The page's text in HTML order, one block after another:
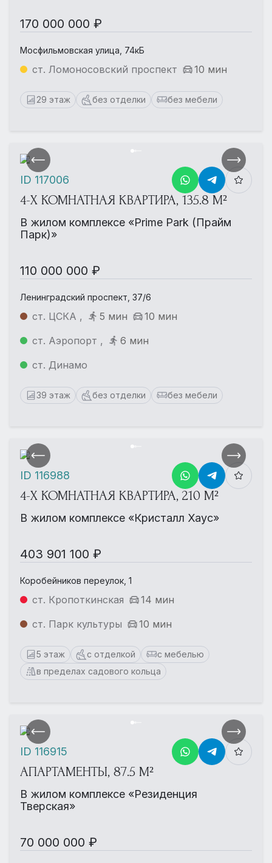
170 000 000 ₽
Мосфильмовская улица, 74кБ
ст. Ломоносовский проспект 10 мин
29 этаж без отделки без мебели
4-Х КОМНАТНАЯ КВАРТИРА, 135.8 М²
В жилом комплексе «Prime Park (Прайм
Парк)»
110 000 000 ₽
Ленинградский проспект, 37/6
ст. ЦСКА , 5 мин
10 мин
ст. Аэропорт ,
6 мин
ст. Динамо
39 этаж без отделки без мебели
ID 117006
4-Х КОМНАТНАЯ КВАРТИРА, 210 М²
В жилом комплексе «Кристалл Хаус»
403 901 100 ₽
Коробейников переулок, 1
ст. Кропоткинская
14 мин
ст. Парк культуры
10 мин
5 этаж с отделкой
с мебелью
в пределах садового кольца
ID 116988
АПАРТАМЕНТЫ, 87.5 М²
В жилом комплексе «Резиденция
Тверская»
70 000 000 ₽
ID 116915